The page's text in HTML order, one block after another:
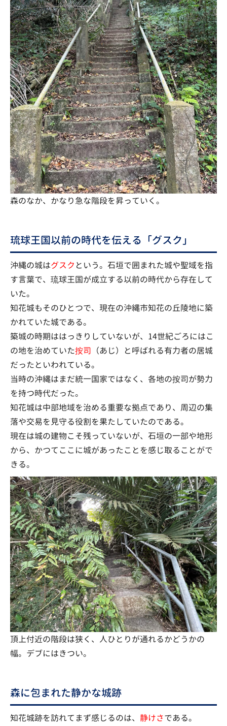
森のなか、かなり急な階段を昇っていく。
琉球王国以前の時代を伝える「グスク」
沖縄の城はグスク という。石垣で囲まれた城や聖域を指
す言葉で、琉球王国が成立する以前の時代から存在して
いた。
知花城もそのひとつで、現在の沖縄市知花の丘陵地に築
かれていた城である。
築城の時期ははっきりしていないが、14世紀ごろにはこ
の地を治めていた按司 （あじ）と呼ばれる有力者の居城
だったといわれている。
当時の沖縄はまだ統一国家ではなく、各地の按司が勢力
を持つ時代だった。
知花城は中部地域を治める重要な拠点であり、周辺の集
落や交易を見守る役割を果たしていたのである。
現在は城の建物こそ残っていないが、石垣の一部や地形
から、かつてここに城があったことを感じ取ることがで
きる。
頂上付近の階段は狭く、人ひとりが通れるかどうかの
幅。デブにはきつい。
森に包まれた静かな城跡
知花城跡を訪れてまず感じるのは、 静けさである。